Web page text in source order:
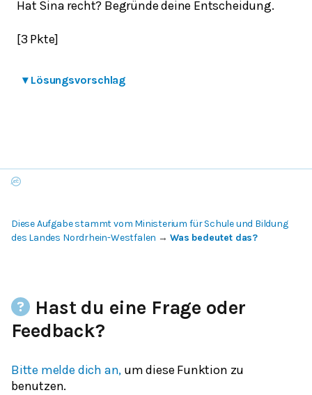
Hat Sina recht? Begründe deine Entscheidung.
[3 Pkte]
▾ Lösungsvorschlag
Diese Aufgabe stammt vom Ministerium für Schule und Bildung
des Landes Nordrhein-Westfalen → Was bedeutet das?
Hast du eine Frage oder
Feedback?
Bitte melde dich an, um diese Funktion zu
benutzen.